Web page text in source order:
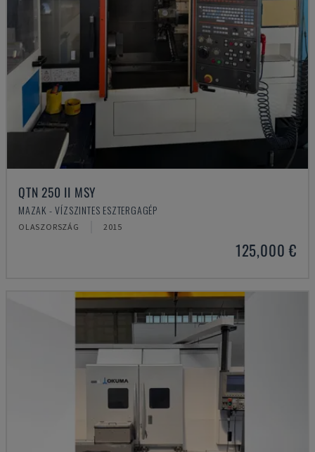
QTN 250 II MSY
MAZAK - VÍZSZINTES ESZTERGAGÉP
OLASZORSZÁG 2015
125,000 €